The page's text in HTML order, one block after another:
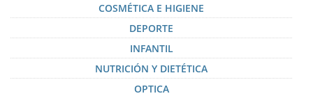
COSMÉTICA E HIGIENE
DEPORTE
INFANTIL
NUTRICIÓN Y DIETÉTICA
OPTICA